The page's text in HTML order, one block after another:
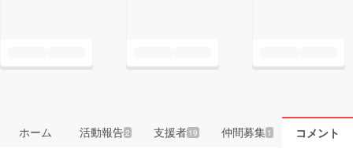
ホーム 活動報告2 支援者 19 仲間募集 1 コメント